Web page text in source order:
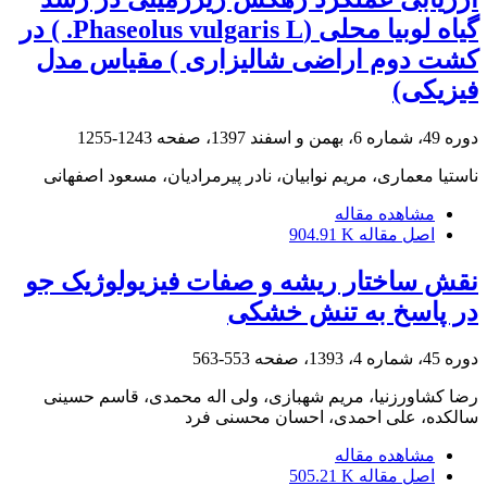
گیاه لوبیا محلی (Phaseolus vulgaris L. ) در
کشت دوم اراضی شالیزاری ) مقیاس مدل
فیزیکی)
دوره 49، شماره 6، بهمن و اسفند 1397، صفحه 1243-1255
ناستیا معماری، مریم نوابیان، نادر پیرمرادیان، مسعود اصفهانی
مشاهده مقاله
اصل مقاله 904.91 K
نقش ساختار ریشه و صفات فیزیولوژیک جو
در پاسخ به تنش خشکی
دوره 45، شماره 4، 1393، صفحه 553-563
رضا کشاورزنیا، مریم شهبازی، ولی اله محمدی، قاسم حسینی
سالکده، علی احمدی، احسان محسنی فرد
مشاهده مقاله
اصل مقاله 505.21 K